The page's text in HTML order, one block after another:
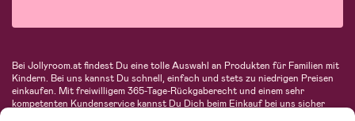
Bei Jollyroom.at findest Du eine tolle Auswahl an Produkten für Familien mit
Kindern. Bei uns kannst Du schnell, einfach und stets zu niedrigen Preisen
einkaufen. Mit freiwilligem 365-Tage-Rückgaberecht und einem sehr
kompetenten Kundenservice kannst Du Dich beim Einkauf bei uns sicher